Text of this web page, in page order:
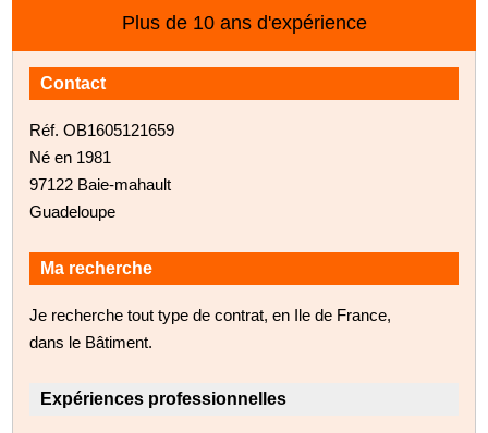
Plus de 10 ans d'expérience
Contact
Réf. OB1605121659
Né en 1981
97122 Baie-mahault
Guadeloupe
Ma recherche
Je recherche tout type de contrat, en Ile de France,
dans le Bâtiment.
Expériences professionnelles